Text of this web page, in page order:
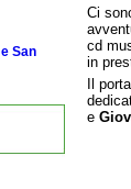
Ci
cd
in
Il
e
San